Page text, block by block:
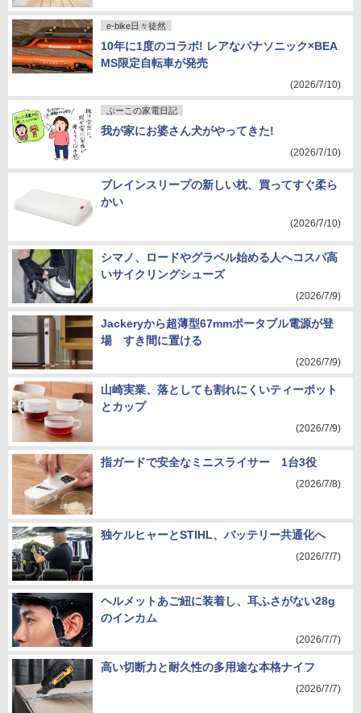
e-bike日々徒然
10年に1度のコラボ! レアなパナソニック×BEA
MS限定自転車が発売
(2026/7/10)
ぷーこの家電日記
我が家にお婆さん犬がやってきた!
(2026/7/10)
ブレインスリープの新しい枕、買ってすぐ柔ら
かい
(2026/7/10)
シマノ、ロードやグラベル始める人へコスパ高
いサイクリングシューズ
(2026/7/9)
Jackeryから超薄型67mmポータブル電源が登
場 すき間に置ける
(2026/7/9)
山崎実業、落としても割れにくいティーポット
とカップ
(2026/7/9)
指ガードで安全なミニスライサー 1台3役
(2026/7/8)
独ケルヒャーとSTIHL、バッテリー共通化へ
(2026/7/7)
ヘルメットあご紐に装着し、耳ふさがない28g
のインカム
(2026/7/7)
高い切断力と耐久性の多用途な本格ナイフ
(2026/7/7)